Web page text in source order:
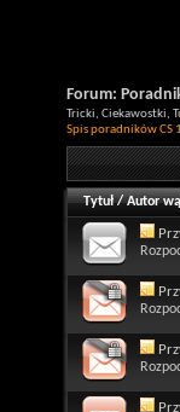
Forum:
Tricki, Ciekawostki,
Spis poradników CS
Tytuł/Autor